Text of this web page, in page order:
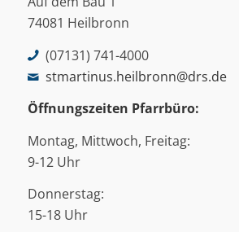
74081 Heilbronn
(07131) 741-4000
stmartinus.heilbronn@drs.de
Öffnungszeiten Pfarrbüro:
Montag, Mittwoch, Freitag:
9-12 Uhr
Donnerstag:
15-18 Uhr